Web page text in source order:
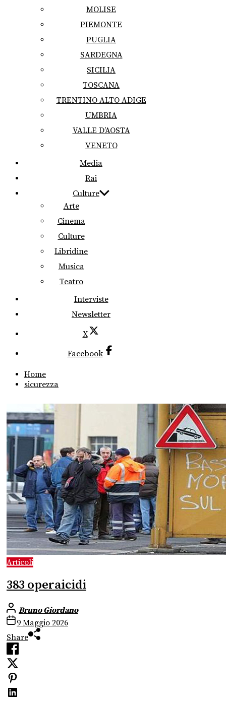
MOLISE
PIEMONTE
PUGLIA
SARDEGNA
SICILIA
TOSCANA
TRENTINO ALTO ADIGE
UMBRIA
VALLE D’AOSTA
VENETO
Media
Rai
Culture
Arte
Cinema
Culture
Libridine
Musica
Teatro
Interviste
Newsletter
X
Facebook
Home
sicurezza
Articoli
383 operaicidi
Bruno Giordano
9 Maggio 2026
Share